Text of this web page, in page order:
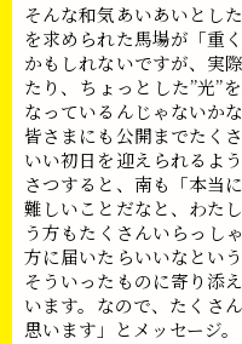
そんな和気あいあいとし
を求められた馬場が「重
かもしれないですが、実
たり、ちょっとした”光”
なっているんじゃないか
皆さまにも公開までたく
いい初日を迎えられるよ
さつすると、南も「本当
難しいことだなと、わた
う方もたくさんいらっし
方に届いたらいいなとい
そういったものに寄り添
います。なので、たくさ
思います」とメッセージ。